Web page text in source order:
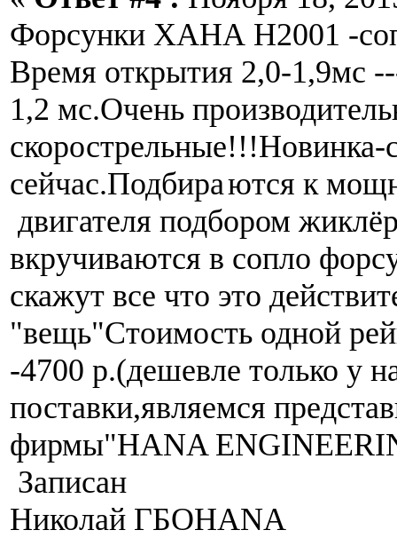
Форсунки ХАНА Н2001 -
Время открытия 2,0-1,9мс
1,2 мс.Очень
сейчас.Подбираются
двигателя подбором
вкручиваются в сопло
скажут все что это
"вещь"Стоимость одной
-4700 р.(дешевле только у
поставки,являемся
фирмы"HANA
Записан
Николай ГБОHANA